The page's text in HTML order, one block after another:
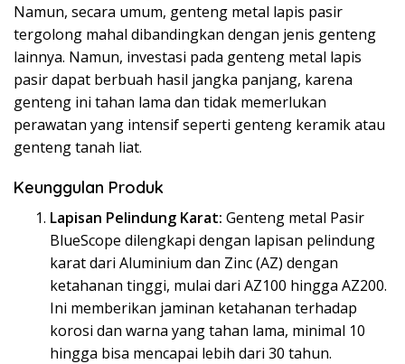
Namun, secara umum, genteng metal lapis pasir
tergolong mahal dibandingkan dengan jenis genteng
lainnya. Namun, investasi pada genteng metal lapis
pasir dapat berbuah hasil jangka panjang, karena
genteng ini tahan lama dan tidak memerlukan
perawatan yang intensif seperti genteng keramik atau
genteng tanah liat.
Keunggulan Produk
Lapisan Pelindung Karat: Genteng metal Pasir
BlueScope dilengkapi dengan lapisan pelindung
karat dari Aluminium dan Zinc (AZ) dengan
ketahanan tinggi, mulai dari AZ100 hingga AZ200.
Ini memberikan jaminan ketahanan terhadap
korosi dan warna yang tahan lama, minimal 10
hingga bisa mencapai lebih dari 30 tahun.